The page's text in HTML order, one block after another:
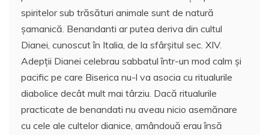
spiritelor sub trăsături animale sunt de natură
şamanică. Benandanti ar putea deriva din cultul
Dianei, cunoscut în Italia, de la sfârşitul sec. XIV.
Adepţii Dianei celebrau sabbatul într-un mod calm şi
pacific pe care Biserica nu-l va asocia cu ritualurile
diabolice decât mult mai târziu. Dacă ritualurile
practicate de benandati nu aveau nicio asemănare
cu cele ale cultelor dianice, amândouă erau însă